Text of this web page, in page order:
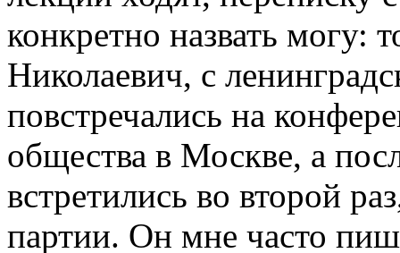
конкретно назвать могу:
Николаевич, с
повстречались на
общества в Москве, а
встретились во второй
партии. Он мне часто